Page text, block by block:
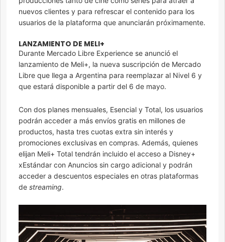
nuevos clientes y para refrescar el contenido para los
usuarios de la plataforma que anunciarán próximamente.
LANZAMIENTO DE MELI+
Durante Mercado Libre Experience se anunció el
lanzamiento de Meli+, la nueva suscripción de Mercado
Libre que llega a Argentina para reemplazar al Nivel 6 y
que estará disponible a partir del 6 de mayo.
Con dos planes mensuales, Esencial y Total, los usuarios
podrán acceder a más envíos gratis en millones de
productos, hasta tres cuotas extra sin interés y
promociones exclusivas en compras. Además, quienes
elijan Meli+ Total tendrán incluido el acceso a Disney+
xEstándar con Anuncios sin cargo adicional y podrán
acceder a descuentos especiales en otras plataformas
de streaming.